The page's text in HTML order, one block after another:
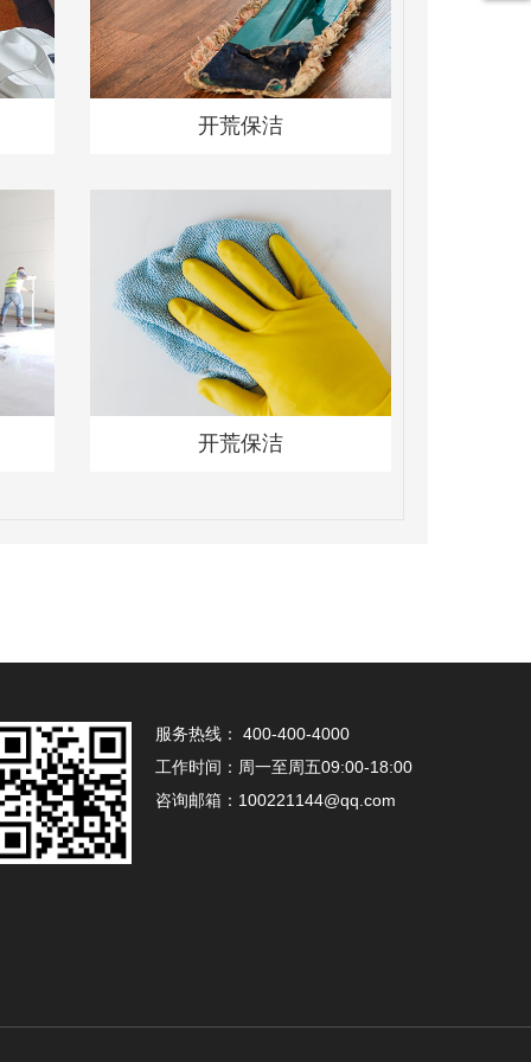
开荒保洁
开荒保洁
服务热线： 400-400-4000
工作时间： 周一至周五09:00-18:00
咨询邮箱： 100221144@qq.com